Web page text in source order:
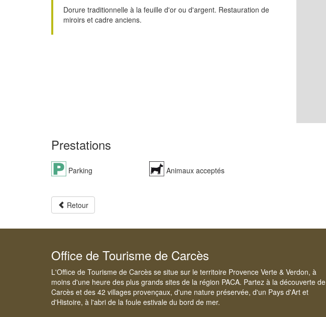
Dorure traditionnelle à la feuille d'or ou d'argent. Restauration de
miroirs et cadre anciens.
Prestations
Parking Animaux acceptés
Retour
Office de Tourisme de Carcès
L'Office de Tourisme de Carcès se situe sur le territoire Provence Verte & Verdon, à
moins d'une heure des plus grands sites de la région PACA. Partez à la découverte de
Carcès et des 42 villages provençaux, d'une nature préservée, d'un Pays d'Art et
d'Histoire, à l'abri de la foule estivale du bord de mer.